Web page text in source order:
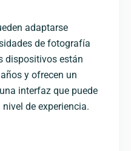
adaptarse
de fotografía
dispositivos están
y ofrecen un
interfaz que puede
de experiencia.